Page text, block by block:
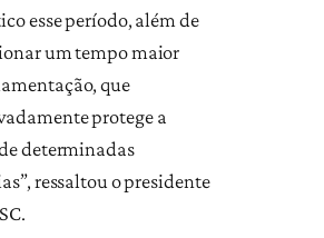
esse período, além de
um tempo maior
que
protege a
determinadas
ressaltou o presidente